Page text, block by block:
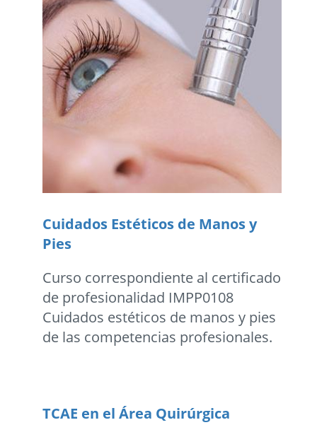
Cuidados Estéticos de Manos y
Pies
Curso correspondiente al certificado
de profesionalidad IMPP0108
Cuidados estéticos de manos y pies
de las competencias profesionales.
TCAE en el Área Quirúrgica